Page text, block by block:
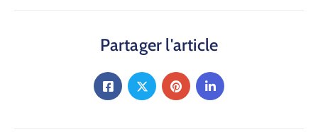
Partager l'article